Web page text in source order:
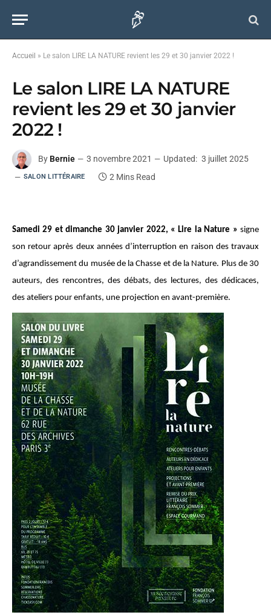
Accueil » Le salon LIRE LA NATURE revient les 29 et 30 janvier 2022 !
Le salon LIRE LA NATURE
revient les 29 et 30 janvier
2022 !
By Bernie 3 novembre 2021 Updated: 3 juillet 2025
SALON LITTÉRAIRE 2 Mins Read
Samedi 29 et dimanche 30 janvier 2022, « Lire la Nature » signe
son retour après deux années d’interruption en raison des travaux
d’agrandissement du musée de la Chasse et de la Nature. Plus de 30
auteurs, des rencontres, des débats, des lectures, des dédicaces,
des ateliers pour enfants, une projection en avant-première.